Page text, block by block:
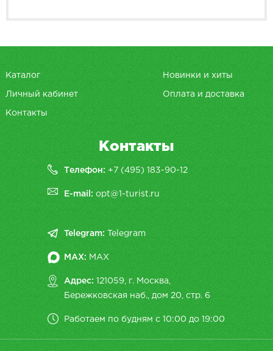
Каталог Новинки и хиты
Личный кабинет Оплата и доставка
Контакты
Контакты
Телефон: +7 (495) 183-90-12
E-mail:opt@1-turist.ru
Telegram: Telegram
MAX: MAX
Адрес: 121059, г. Москва,
Бережковская наб., дом 20, cтр. 6
Работаем по будням с 10:00 до 19:00